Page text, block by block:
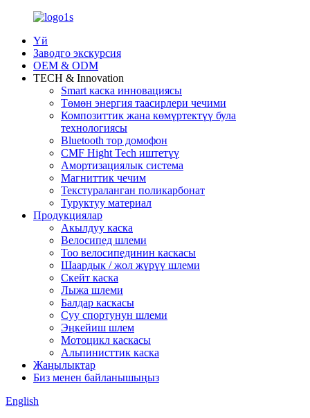
Үй
Заводго экскурсия
OEM & ODM
TECH & Innovation
Smart каска инновациясы
Төмөн энергия таасирлери чечими
Композиттик жана көмүртектүү була
технологиясы
Bluetooth тор домофон
CMF Hight Tech иштетүү
Амортизациялык система
Магниттик чечим
Текстураланган поликарбонат
Туруктуу материал
Продукциялар
Акылдуу каска
Велосипед шлеми
Тоо велосипединин каскасы
Шаардык / жол жүрүү шлеми
Скейт каска
Лыжа шлеми
Балдар каскасы
Суу спортунун шлеми
Эңкейиш шлем
Мотоцикл каскасы
Альпинисттик каска
Жаңылыктар
Биз менен байланышыңыз
English